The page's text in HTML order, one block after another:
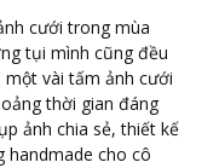
cưới trong mùa
tụi mình cũng đều
vài tấm ảnh cưới
thời gian đáng
ảnh chia sẻ, thiết kế
handmade cho cô